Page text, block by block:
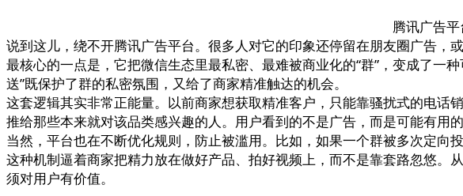
腾讯广告
说到这儿，绕不开腾讯广告平台。很多人对它的印象还停留在朋友圈广告，
最核心的一点是，它把微信生态里最私密、最难被商业化的“群”，变成了一
送”既保护了群的私密氛围，又给了商家精准触达的机会。
这套逻辑其实非常正能量。以前商家想获取精准客户，只能靠骚扰式的电话
推给那些本来就对该品类感兴趣的人。用户看到的不是广告，而是可能有用
当然，平台也在不断优化规则，防止被滥用。比如，如果一个群被多次定向
这种机制逼着商家把精力放在做好产品、拍好视频上，而不是靠套路忽悠
须对用户有价值。